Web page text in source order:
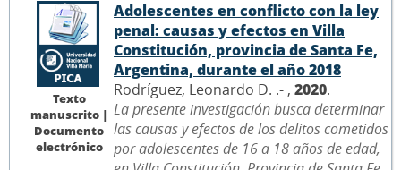
Texto
manuscrito |
Documento
electrónico
Adolescentes en conflicto con la ley
penal: causas y efectos en Villa
Constitución, provincia de Santa Fe,
Argentina, durante el año 2018
Rodríguez, Leonardo D. .- , 2020.
La presente investigación busca determinar
las causas y efectos de los delitos cometidos
por adolescentes de 16 a 18 años de edad,